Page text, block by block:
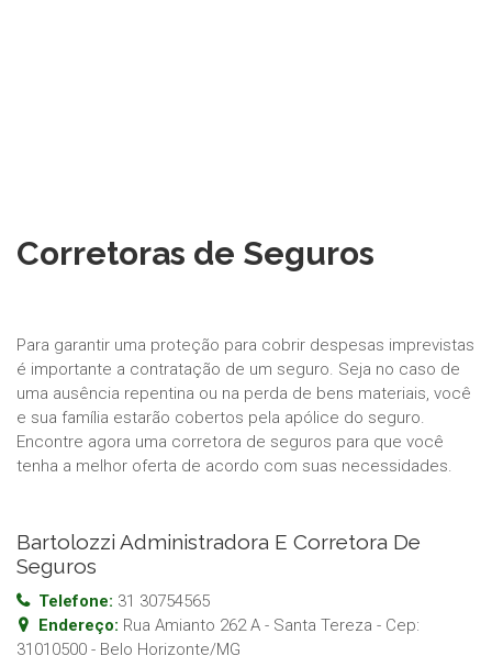
Corretoras de Seguros
Para garantir uma proteção para cobrir despesas imprevistas
é importante a contratação de um seguro. Seja no caso de
uma ausência repentina ou na perda de bens materiais, você
e sua família estarão cobertos pela apólice do seguro.
Encontre agora uma corretora de seguros para que você
tenha a melhor oferta de acordo com suas necessidades.
Bartolozzi Administradora E Corretora De
Seguros
Telefone: 31 30754565
Endereço: Rua Amianto 262 A - Santa Tereza - Cep:
31010500 - Belo Horizonte/MG